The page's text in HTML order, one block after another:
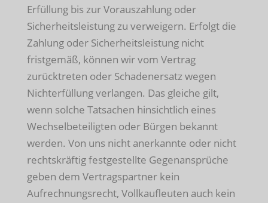
Erfüllung bis zur Vorauszahlung oder
Sicherheitsleistung zu verweigern. Erfolgt die
Zahlung oder Sicherheitsleistung nicht
fristgemäß, können wir vom Vertrag
zurücktreten oder Schadenersatz wegen
Nichterfüllung verlangen. Das gleiche gilt,
wenn solche Tatsachen hinsichtlich eines
Wechselbeteiligten oder Bürgen bekannt
werden. Von uns nicht anerkannte oder nicht
rechtskräftig festgestellte Gegenansprüche
geben dem Vertragspartner kein
Aufrechnungsrecht, Vollkaufleuten auch kein